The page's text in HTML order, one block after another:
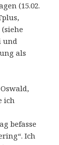
(15.02.
und
als
ich
befasse
Ich